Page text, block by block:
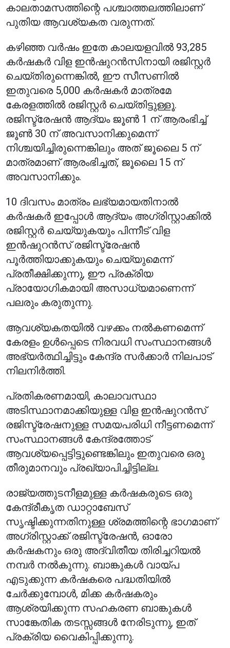
കാലതാമസത്തിന്റെ പശ്ചാത്തലത്തിലാണ്
പുതിയ ആവശ്യകത വരുന്നത്.
കഴിഞ്ഞ വർഷം ഇതേ കാലയളവിൽ 93,285
കർഷകർ വിള ഇൻഷുറൻസിനായി രജിസ്റ്റർ
ചെയ്തിരുന്നെങ്കിൽ, ഈ സീസണിൽ
ഇതുവരെ 5,000 കർഷകർ മാത്രമേ
കേരളത്തിൽ രജിസ്റ്റർ ചെയ്തിട്ടുള്ളൂ.
രജിസ്ട്രേഷൻ ആദ്യം ജൂൺ 1 ന് ആരംഭിച്ച്
ജൂൺ 30 ന് അവസാനിക്കുമെന്ന്
നിശ്ചയിച്ചിരുന്നെങ്കിലും അത് ജൂലൈ 5 ന്
മാത്രമാണ് ആരംഭിച്ചത്, ജൂലൈ 15 ന്
അവസാനിക്കും.
10 ദിവസം മാത്രം ലഭ്യമായതിനാൽ
കർഷകർ ഇപ്പോൾ ആദ്യം അഗ്രിസ്റ്റാക്കിൽ
രജിസ്റ്റർ ചെയ്യുകയും പിന്നീട് വിള
ഇൻഷുറൻസ് രജിസ്ട്രേഷൻ
പൂർത്തിയാക്കുകയും ചെയ്യുമെന്ന്
പ്രതീക്ഷിക്കുന്നു, ഈ പ്രക്രിയ
പ്രായോഗികമായി അസാധ്യമാണെന്ന്
പലരും കരുതുന്നു.
ആവശ്യകതയിൽ വഴക്കം നൽകണമെന്ന്
കേരളം ഉൾപ്പെടെ നിരവധി സംസ്ഥാനങ്ങൾ
അഭ്യർത്ഥിച്ചിട്ടും കേന്ദ്ര സർക്കാർ നിലപാട്
നിലനിർത്തി.
പ്രതികരണമായി, കാലാവസ്ഥാ
അടിസ്ഥാനമാക്കിയുള്ള വിള ഇൻഷുറൻസ്
രജിസ്ട്രേഷനുള്ള സമയപരിധി നീട്ടണമെന്ന്
സംസ്ഥാനങ്ങൾ കേന്ദ്രത്തോട്
ആവശ്യപ്പെട്ടിട്ടുണ്ടെങ്കിലും ഇതുവരെ ഒരു
തീരുമാനവും പ്രഖ്യാപിച്ചിട്ടില്ല.
രാജ്യത്തുടനീളമുള്ള കർഷകരുടെ ഒരു
കേന്ദ്രീകൃത ഡാറ്റാബേസ്
സൃഷ്ടിക്കുന്നതിനുള്ള ശ്രമത്തിന്റെ ഭാഗമാണ്
അഗ്രിസ്റ്റാക്ക് രജിസ്ട്രേഷൻ, ഓരോ
കർഷകനും ഒരു അദ്വിതീയ തിരിച്ചറിയൽ
നമ്പർ നൽകുന്നു. ബാങ്കുകൾ വായ്പ
എടുക്കുന്ന കർഷകരെ പദ്ധതിയിൽ
ചേർക്കുമ്പോൾ, മിക്ക കർഷകരും
ആശ്രയിക്കുന്ന സഹകരണ ബാങ്കുകൾ
സാങ്കേതിക തടസ്സങ്ങൾ നേരിടുന്നു, ഇത്
പ്രക്രിയ വൈകിപ്പിക്കുന്നു.